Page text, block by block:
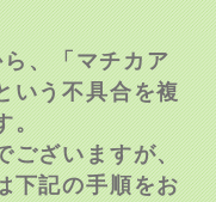
、「マチカア
いう不具合を複
。
ございますが、
下記の手順をお